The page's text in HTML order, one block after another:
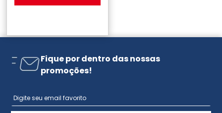
Fique por dentro das nossas
promoções!